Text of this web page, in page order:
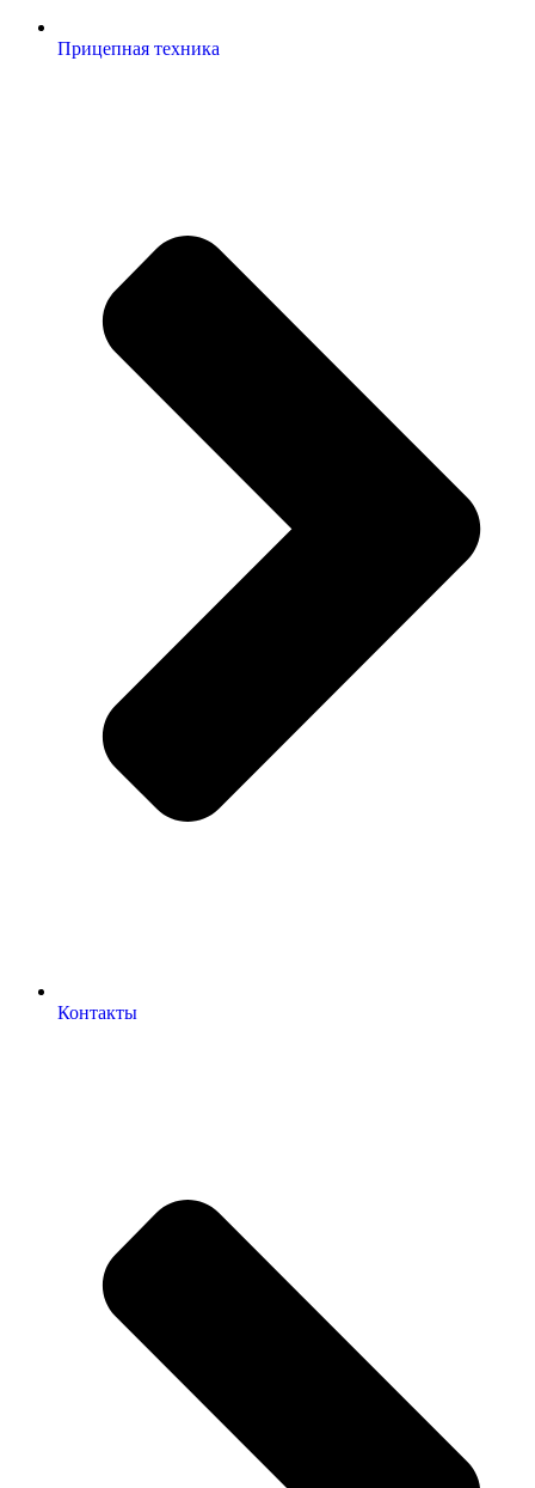
Прицепная техника
Контакты